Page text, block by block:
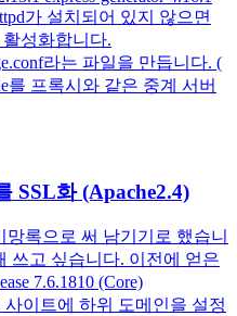
가 설치되어 있지 않으면
성화합니다.
라는 파일을 만듭니다. (
를 프록시와 같은 중계 서버
SSL화 (Apache2.4)
록으로 써 남기기로 했습니
쓰고 싶습니다. 이전에 얻은
7.6.1810 (Core)
사이트에 하위 도메인을 설정